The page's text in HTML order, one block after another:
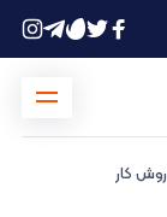
روش کار